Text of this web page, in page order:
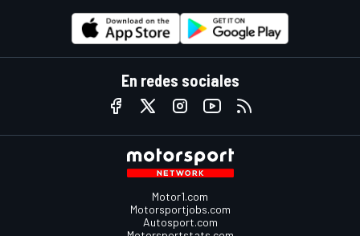
En redes sociales
Motor1.com
Motorsportjobs.com
Autosport.com